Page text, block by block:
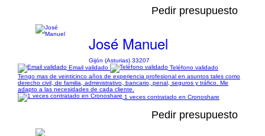
Pedir presupuesto
José Manuel
Gijón (Asturias) 33207
Email validado
Teléfono validado
Tengo mas de veinticinco años de experiencia profesional en asuntos tales como
derecho civil, de familia, administrativo, bancario, penal, seguros y tráfico. Me
adapto a las necesidades de cada cliente.
1 veces contratado en Cronoshare
Pedir presupuesto